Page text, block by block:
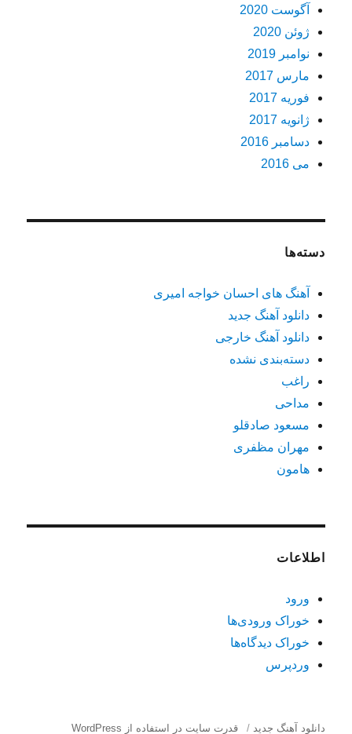
آگوست 2020
ژوئن 2020
نوامبر 2019
مارس 2017
فوریه 2017
ژانویه 2017
دسامبر 2016
می 2016
دسته‌ها
آهنگ های احسان خواجه امیری
دانلود آهنگ جدید
دانلود آهنگ خارجی
دسته‌بندی نشده
راغب
مداحی
مسعود صادقلو
مهران مظفری
هامون
اطلاعات
ورود
خوراک ورودی‌ها
خوراک دیدگاه‌ها
وردپرس
دانلود آهنگ جدید قدرت سایت در استفاده از WordPress